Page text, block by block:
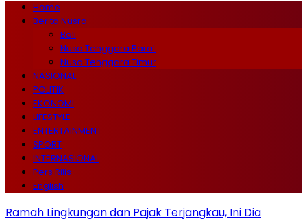
Home
Berita Nusra
Bali
Nusa Tenggara Barat
Nusa Tenggara Timur
NASIONAL
POLITIK
EKONOMI
LIFESTYLE
ENTERTAINMENT
SPORT
INTERNASIONAL
Pers Rilis
English
Ramah Lingkungan dan Pajak Terjangkau, Ini Dia